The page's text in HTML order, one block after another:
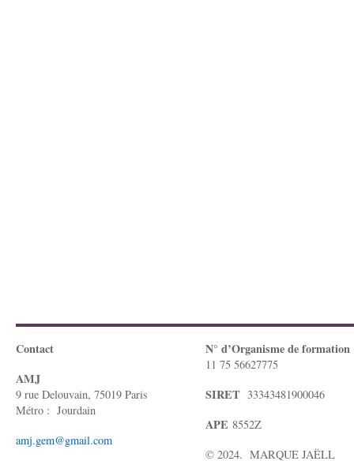
Contact
AMJ
9 rue Delouvain, 75019 Paris
Métro : Jourdain
amj.gem@gmail.com
N° d’Organisme de formation
11 75 56627775
SIRET 33343481900046
APE 8552Z
© 2024. MARQUE JAËLL